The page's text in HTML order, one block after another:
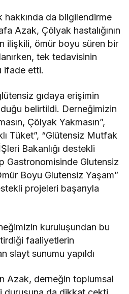
hakkında da bilgilendirme
Azak, Çölyak hastalığının
ilişkili, ömür boyu süren bir
tek tedavisinin
ifade etti.
gıdaya erişimin
belirtildi. Derneğimizin
Çölyak Yakmasın”,
Tüket”, “Glütensiz Mutfak
Bakanlığı destekli
Gastronomisinde Glutensiz
Boyu Glutensiz Yaşam”
projeleri başarıyla
kuruluşundan bu
faaliyetlerin
slayt sunumu yapıldı
Azak, derneğin toplumsal